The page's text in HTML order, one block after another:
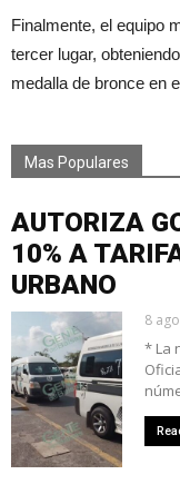
Finalmente, el equipo
tercer lugar,
medalla de bronce en
Mas Populares
AUTORIZA
10% A
URBANO
8
* La